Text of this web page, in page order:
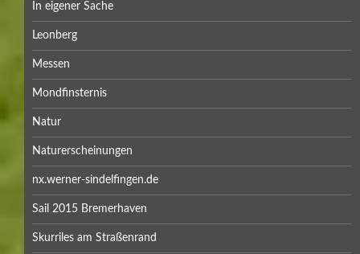
In eigener Sache
Leonberg
Messen
Mondfinsternis
Natur
Naturerscheinungen
nx.werner-sindelfingen.de
Sail 2015 Bremerhaven
Skurriles am Straßenrand